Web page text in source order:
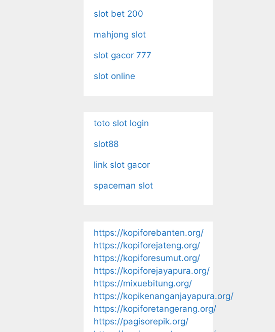
slot bet 200
mahjong slot
slot gacor 777
slot online
toto slot login
slot88
link slot gacor
spaceman slot
https://kopiforebanten.org/
https://kopiforejateng.org/
https://kopiforesumut.org/
https://kopiforejayapura.org/
https://mixuebitung.org/
https://kopikenanganjayapura.org/
https://kopiforetangerang.org/
https://pagisorepik.org/